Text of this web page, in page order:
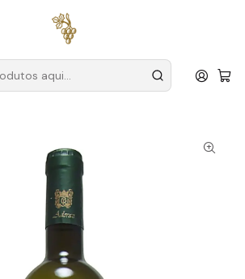
para encomendas a partir de
Vinho Verde
Quinta de Alderiz
Alvarinho Trajadura 2024 Vinho